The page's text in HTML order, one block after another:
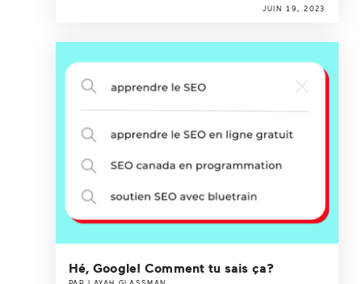
JUIN 19, 2023
Hé, Google! Comment tu sais ça?